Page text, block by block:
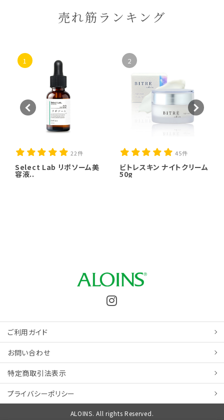
売れ筋ランキング
1
22件
Select Lab リポソーム美
容液..
2
45件
ビトレスキン ナイトクリーム
50g
ご利用ガイド
お問い合わせ
特定商取引法表示
プライバシーポリシー
ALOINS. All rights Reserved.